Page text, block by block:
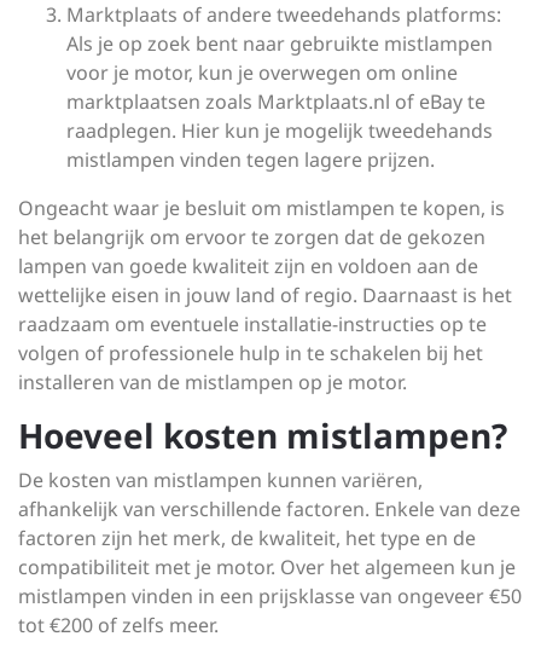
Marktplaats of andere tweedehands platforms:
Als je op zoek bent naar gebruikte mistlampen
voor je motor, kun je overwegen om online
marktplaatsen zoals Marktplaats.nl of eBay te
raadplegen. Hier kun je mogelijk tweedehands
mistlampen vinden tegen lagere prijzen.
Ongeacht waar je besluit om mistlampen te kopen, is
het belangrijk om ervoor te zorgen dat de gekozen
lampen van goede kwaliteit zijn en voldoen aan de
wettelijke eisen in jouw land of regio. Daarnaast is het
raadzaam om eventuele installatie-instructies op te
volgen of professionele hulp in te schakelen bij het
installeren van de mistlampen op je motor.
Hoeveel kosten mistlampen?
De kosten van mistlampen kunnen variëren,
afhankelijk van verschillende factoren. Enkele van deze
factoren zijn het merk, de kwaliteit, het type en de
compatibiliteit met je motor. Over het algemeen kun je
mistlampen vinden in een prijsklasse van ongeveer €50
tot €200 of zelfs meer.